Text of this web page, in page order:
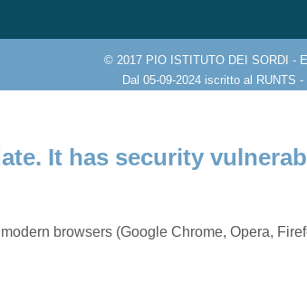
© 2017 PIO ISTITUTO DEI SORDI -
Dal 05-09-2024 iscritto al RUNTS -
It has security
browsers (Google Chrome, Opera,